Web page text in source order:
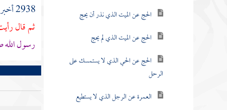
الحج عن الميت الذي نذر أن يحج
الحج عن الميت الذي لم يحج
الحج عن الحي الذي لا يستمسك على
الرحل
العمرة عن الرجل الذي لا يستطيع
2938 أخبرنا
ثم قال
رسول الله